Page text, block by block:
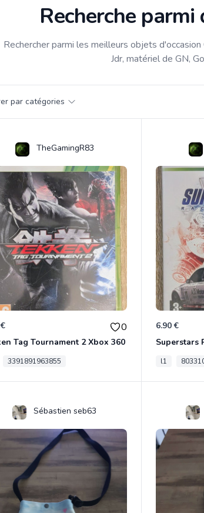
Recherche
Rechercher parmi les meilleurs objets
Jdr, matériel de GN,
par catégories
TheGamingR83
0
Tag Tournament 2 Xbox 360
3391891963855
6.90 €
Superstars
l1
Sébastien seb63